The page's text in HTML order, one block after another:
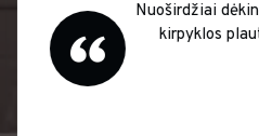
Nuoširdžiai
kirpyklos